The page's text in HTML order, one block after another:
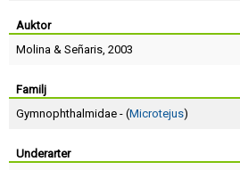
Auktor
Molina & Señaris, 2003
Familj
Gymnophthalmidae - (Microtejus)
Underarter
Terms of Service
Skapa konto